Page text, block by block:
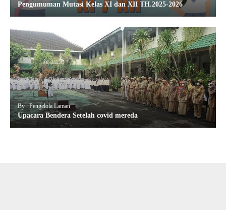
Pengumuman Mutasi Kelas XI dan XII TH.2025-2026
By : Pengelola Laman
Upacara Bendera Setelah covid mereda